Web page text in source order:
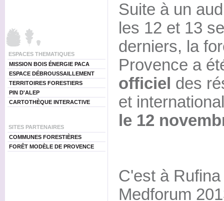
ESPACES THEMATIQUES
MISSION BOIS ÉNERGIE PACA
ESPACE DÉBROUSSAILLEMENT
TERRITOIRES FORESTIERS
PIN D'ALEP
CARTOTHÈQUE INTERACTIVE
SITES PARTENAIRES
COMMUNES FORESTIÈRES
FORÊT MODÈLE DE PROVENCE
Suite à un
les 12 et 13
derniers, la
Provence a
officiel des
et
le 12
C'est à
Medforum